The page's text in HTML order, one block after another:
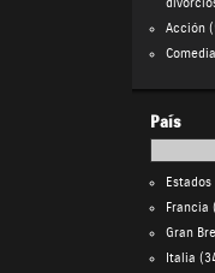
Acción
País
Estados
Francia
Gran
Italia